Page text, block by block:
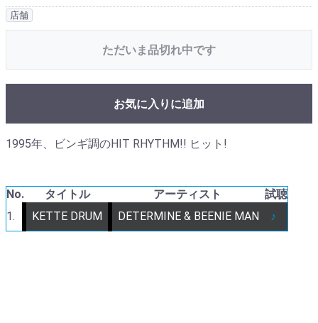
店舗
ただいま品切れ中です
お気に入りに追加
1995年、ビンギ調のHIT RHYTHM!! ヒット!
No. タイトル アーティスト
試聴
1.
KETTE DRUM DETERMINE & BEENIE MAN ♪